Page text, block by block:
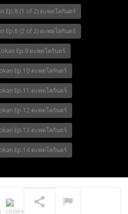
Ep.8 (1 of 2) ตะพดโลกันตร์
Ep.8 (2 of 2) ตะพดโลกันตร์
Ep.9 ตะพดโลกันตร์
Ep.10 ตะพดโลกันตร์
Ep.11 ตะพดโลกันตร์
Ep.12 ตะพดโลกันตร์
Ep.13 ตะพดโลกันตร์
Ep.14 ตะพดโลกันตร์